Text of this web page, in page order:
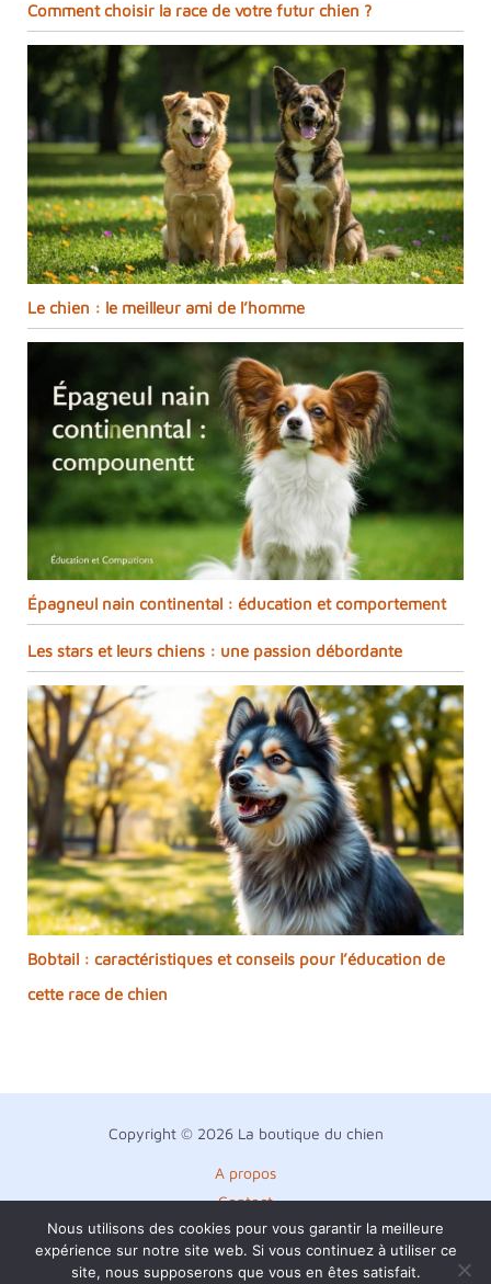
Comment choisir la race de votre futur chien ?
Le chien : le meilleur ami de l’homme
Épagneul nain continental : éducation et comportement
Les stars et leurs chiens : une passion débordante
Bobtail : caractéristiques et conseils pour l’éducation de
cette race de chien
Copyright © 2026 La boutique du chien
A propos
Contact
Plan du site
Mentions légales
Nous utilisons des cookies pour vous garantir la meilleure
expérience sur notre site web. Si vous continuez à utiliser ce
site, nous supposerons que vous en êtes satisfait.